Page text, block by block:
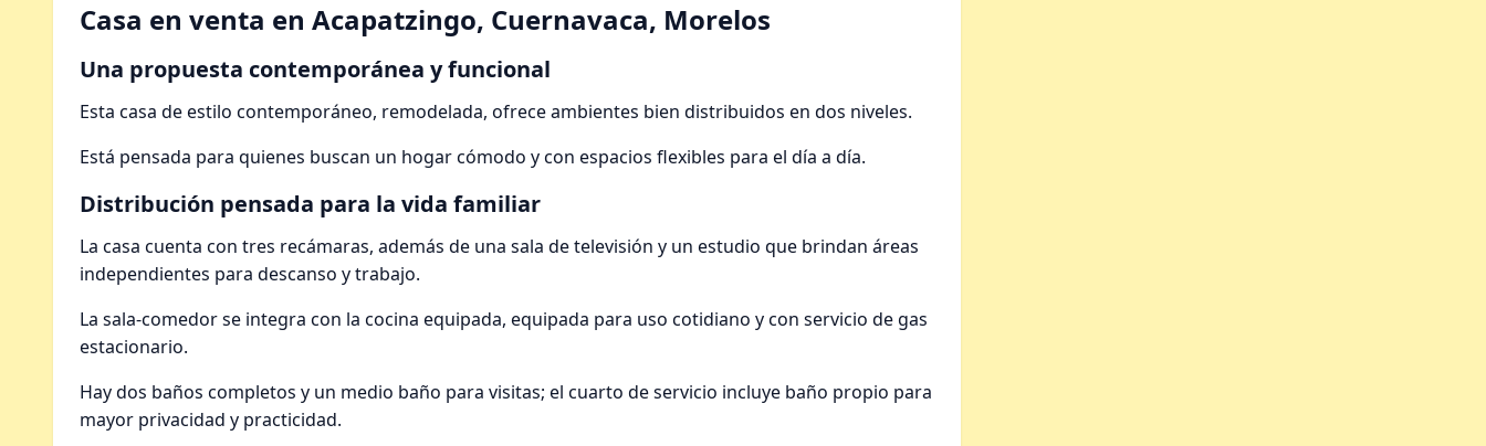
Casa en venta en Acapatzingo, Cuernavaca, Morelos
Una propuesta contemporánea y funcional
Esta casa de estilo contemporáneo, remodelada, ofrece ambientes bien distribuidos en dos niveles.
Está pensada para quienes buscan un hogar cómodo y con espacios flexibles para el día a día.
Distribución pensada para la vida familiar
La casa cuenta con tres recámaras, además de una sala de televisión y un estudio que brindan áreas
independientes para descanso y trabajo.
La sala-comedor se integra con la cocina equipada, equipada para uso cotidiano y con servicio de gas
estacionario.
Hay dos baños completos y un medio baño para visitas; el cuarto de servicio incluye baño propio para
mayor privacidad y practicidad.